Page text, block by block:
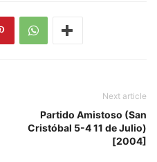
Next article
Partido Amistoso (San
Cristóbal 5-4 11 de Julio)
[2004]